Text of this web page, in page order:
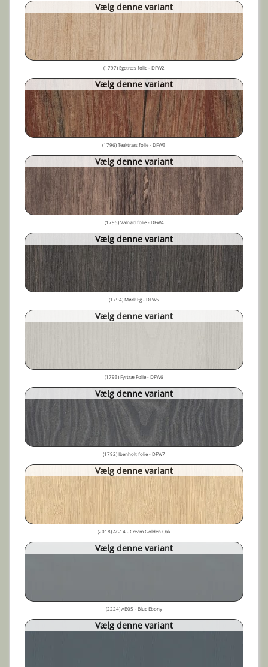
Vælg denne variant
(1797) Egetræs folie - DFW2
Vælg denne variant
(1796) Teaktræs folie - DFW3
Vælg denne variant
(1795) Valnød folie - DFW4
Vælg denne variant
(1794) Mørk Eg - DFW5
Vælg denne variant
(1793) Fyrtræ Folie - DFW6
Vælg denne variant
(1792) Ibenholt folie - DFW7
Vælg denne variant
(2018) AG14 - Cream Golden Oak
Vælg denne variant
(2224) AB05 - Blue Ebony
Vælg denne variant